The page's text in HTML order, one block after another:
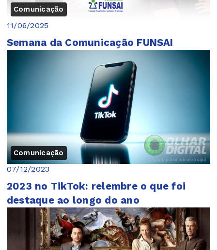
Comunicação
11/06/2025
Semana da Comunicação FUNSAI
Comunicação
07/12/2023
2023 no TikTok: relembre o que foi
destaque ao longo do ano